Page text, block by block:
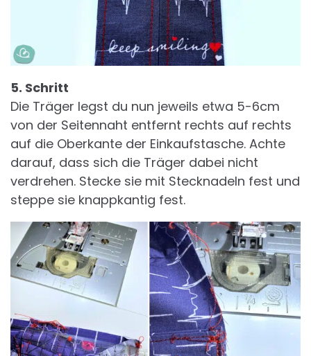
5. Schritt
Die Träger legst du nun jeweils etwa 5-6cm
von der Seitennaht entfernt rechts auf rechts
auf die Oberkante der Einkaufstasche. Achte
darauf, dass sich die Träger dabei nicht
verdrehen. Stecke sie mit Stecknadeln fest und
steppe sie knappkantig fest.